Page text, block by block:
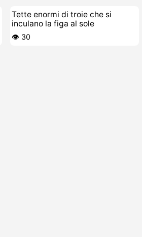
Tette enormi di troie che si
inculano la figa al sole
👁️ 30